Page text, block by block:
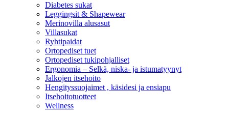
Diabetes sukat
Leggingsit & Shapewear
Merinovilla alusasut
Villasukat
Ryhtipaidat
Ortopediset tuet
Ortopediset tukipohjalliset
Ergonomia – Selkä, niska- ja istumatyynyt
Jalkojen itsehoito
Hengityssuojaimet , käsidesi ja ensiapu
Itsehoitotuotteet
Wellness